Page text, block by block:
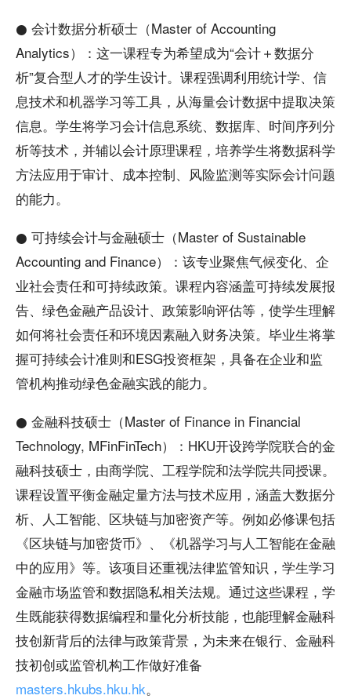
● 会计数据分析硕士（Master of Accounting
Analytics）：这一课程专为希望成为“会计＋数据分
析”复合型人才的学生设计。课程强调利用统计学、信
息技术和机器学习等工具，从海量会计数据中提取决策
信息。学生将学习会计信息系统、数据库、时间序列分
析等技术，并辅以会计原理课程，培养学生将数据科学
方法应用于审计、成本控制、风险监测等实际会计问题
的能力。
● 可持续会计与金融硕士（Master of Sustainable
Accounting and Finance）：该专业聚焦气候变化、企
业社会责任和可持续政策。课程内容涵盖可持续发展报
告、绿色金融产品设计、政策影响评估等，使学生理解
如何将社会责任和环境因素融入财务决策。毕业生将掌
握可持续会计准则和ESG投资框架，具备在企业和监
管机构推动绿色金融实践的能力。
● 金融科技硕士（Master of Finance in Financial
Technology, MFinFinTech）：HKU开设跨学院联合的金
融科技硕士，由商学院、工程学院和法学院共同授课。
课程设置平衡金融定量方法与技术应用，涵盖大数据分
析、人工智能、区块链与加密资产等。例如必修课包括
《区块链与加密货币》、《机器学习与人工智能在金融
中的应用》等。该项目还重视法律监管知识，学生学习
金融市场监管和数据隐私相关法规。通过这些课程，学
生既能获得数据编程和量化分析技能，也能理解金融科
技创新背后的法律与政策背景，为未来在银行、金融科
技初创或监管机构工作做好准备
masters.hkubs.hku.hk。